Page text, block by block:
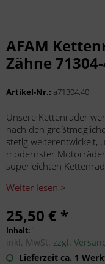
AFAM
Zähne
Artikel-Nr.: a71304.40
Unsere Kettenräder
nach den
stetig weiterentwickelt,
modernster
superleichten
Weiter lesen >
25,50 € *
Inhalt: 1
inkl. MwSt. zzgl.
Lieferzeit ca. 1